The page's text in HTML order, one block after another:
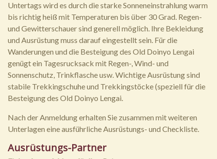
Untertags wird es durch die starke Sonneneinstrahlung warm
bis richtig heiß mit Temperaturen bis über 30 Grad. Regen-
und Gewitterschauer sind generell möglich. Ihre Bekleidung
und Ausrüstung muss darauf eingestellt sein. Für die
Wanderungen und die Besteigung des Old Doinyo Lengai
genügt ein Tagesrucksack mit Regen-, Wind- und
Sonnenschutz, Trinkflasche usw. Wichtige Ausrüstung sind
stabile Trekkingschuhe und Trekkingstöcke (speziell für die
Besteigung des Old Doinyo Lengai.
Nach der Anmeldung erhalten Sie zusammen mit weiteren
Unterlagen eine ausführliche Ausrüstungs- und Checkliste.
Ausrüstungs-Partner